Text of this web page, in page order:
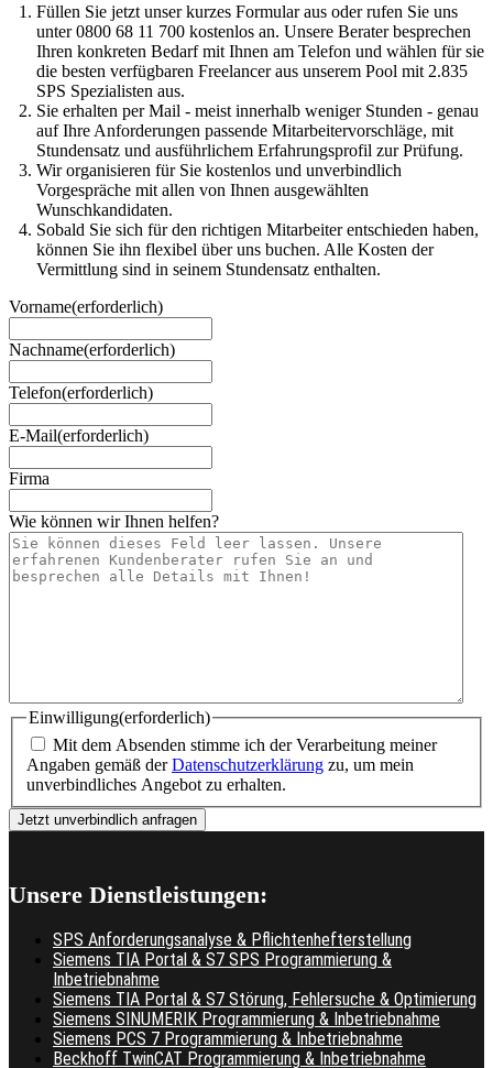
Füllen Sie jetzt unser kurzes Formular aus oder rufen Sie uns
unter 0800 68 11 700 kostenlos an. Unsere Berater besprechen
Ihren konkreten Bedarf mit Ihnen am Telefon und wählen für sie
die besten verfügbaren Freelancer aus unserem Pool mit 2.835
SPS Spezialisten aus.
Sie erhalten per Mail - meist innerhalb weniger Stunden - genau
auf Ihre Anforderungen passende Mitarbeitervorschläge, mit
Stundensatz und ausführlichem Erfahrungsprofil zur Prüfung.
Wir organisieren für Sie kostenlos und unverbindlich
Vorgespräche mit allen von Ihnen ausgewählten
Wunschkandidaten.
Sobald Sie sich für den richtigen Mitarbeiter entschieden haben,
können Sie ihn flexibel über uns buchen. Alle Kosten der
Vermittlung sind in seinem Stundensatz enthalten.
Vorname(erforderlich)
Nachname(erforderlich)
Telefon(erforderlich)
E-Mail(erforderlich)
Firma
Wie können wir Ihnen helfen?
Einwilligung(erforderlich)
Mit dem Absenden stimme ich der Verarbeitung meiner
Angaben gemäß derDatenschutzerklärung zu, um mein
unverbindliches Angebot zu erhalten.
Unsere Dienstleistungen:
SPS Anforderungsanalyse & Pflichtenhefterstellung
Siemens TIA Portal & S7 SPS Programmierung &
Inbetriebnahme
Siemens TIA Portal & S7 Störung, Fehlersuche & Optimierung
Siemens SINUMERIK Programmierung & Inbetriebnahme
Siemens PCS 7 Programmierung & Inbetriebnahme
Beckhoff TwinCAT Programmierung & Inbetriebnahme